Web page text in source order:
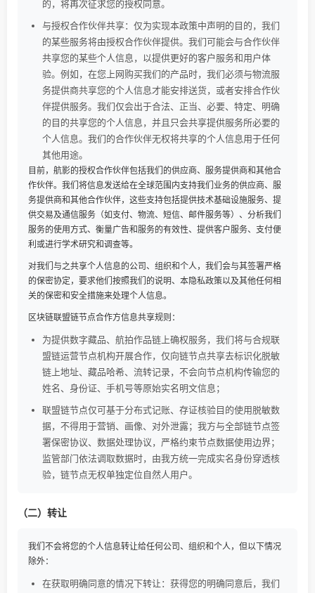
的，将再次征求您的授权同意。
与授权合作伙伴共享：仅为实现本政策中声明的目的，我们
的某些服务将由授权合作伙伴提供。我们可能会与合作伙伴
共享您的某些个人信息，以提供更好的客户服务和用户体
验。例如，在您上网购买我们的产品时，我们必须与物流服
务提供商共享您的个人信息才能安排送货，或者安排合作伙
伴提供服务。我们仅会出于合法、正当、必要、特定、明确
的目的共享您的个人信息，并且只会共享提供服务所必要的
个人信息。我们的合作伙伴无权将共享的个人信息用于任何
其他用途。
目前，航影的授权合作伙伴包括我们的供应商、服务提供商和其他合
作伙伴。我们将信息发送给在全球范围内支持我们业务的供应商、服
务提供商和其他合作伙伴，这些支持包括提供技术基础设施服务、提
供交易及通信服务（如支付、物流、短信、邮件服务等）、分析我们
服务的使用方式、衡量广告和服务的有效性、提供客户服务、支付便
利或进行学术研究和调查等。
对我们与之共享个人信息的公司、组织和个人，我们会与其签署严格
的保密协定，要求他们按照我们的说明、本隐私政策以及其他任何相
关的保密和安全措施来处理个人信息。
区块链联盟链节点合作方信息共享规则：
为提供数字藏品、航拍作品链上确权服务，我们将与合规联
盟链运营节点机构开展合作，仅向链节点共享去标识化脱敏
链上地址、藏品哈希、流转记录，不会向节点机构传输您的
姓名、身份证、手机号等原始实名明文信息；
联盟链节点仅可基于分布式记账、存证核验目的使用脱敏数
据，不得用于营销、画像、对外泄露；我方与全部链节点签
署保密协议、数据处理协议，严格约束节点数据使用边界；
监管部门依法调取数据时，由我方统一完成实名身份穿透核
验，链节点无权单独定位自然人用户。
（二）转让
我们不会将您的个人信息转让给任何公司、组织和个人，但以下情况
除外：
在获取明确同意的情况下转让：获得您的明确同意后，我们